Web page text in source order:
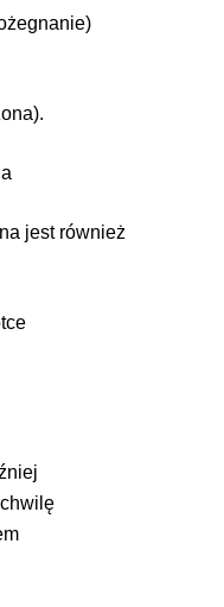
jest również